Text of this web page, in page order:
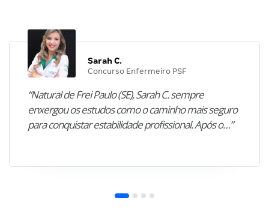
Sarah C.
Concurso Enfermeiro PSF
“Natural de Frei Paulo (SE), Sarah C. sempre
enxergou os estudos como o caminho mais seguro
para conquistar estabilidade profissional. Após o…”